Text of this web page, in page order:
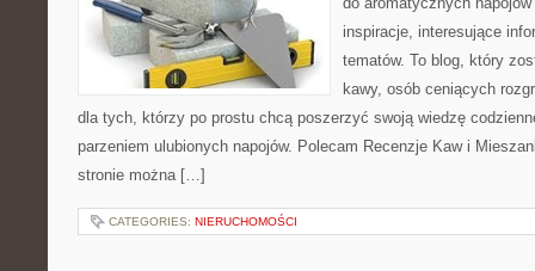
inspiracje, interesujące
tematów. To blog, który
kawy, osób ceniących
dla tych, którzy po prostu chcą poszerzyć swoją wiedzę
parzeniem ulubionych napojów. Polecam Recenzje Kaw i
stronie można […]
CATEGORIES: NIERUCHOMOŚCI